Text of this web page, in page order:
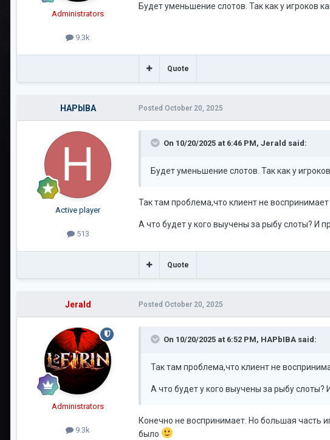
Administrators
9.3k
Будет уменьшение слотов. Так как у игроков
Quote
HAPbIBA
Active player
513
Posted October 20, 2025
On 10/20/2025 at 6:46 PM, Jerald said:
Будет уменьшение слотов. Так как у
Так там проблема,что клиент не
А что будет у кого выучены за рыбу слоты? И
Quote
Jerald
Administrators
9.3k
Posted October 20, 2025
On 10/20/2025 at 6:52 PM, HAPbIBA said:
Так там проблема,что клиент не
А что будет у кого выучены за рыбу слоты?
Конечно не воспринимает. Но большая часть
было